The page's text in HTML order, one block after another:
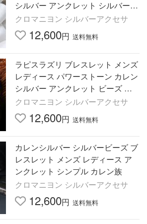
シルバー アンクレット シルバービ
ーズ カレン族
クロマニヨン シルバーアクセサ
12,600円 送料無料
ラピスラズリ ブレスレット メンズ
レディース パワーストーン カレン
シルバー アンクレット ビーズ カ
レン族 眼文様
クロマニヨン シルバーアクセサ
12,600円 送料無料
カレンシルバー シルバービーズ ブ
レスレット メンズ レディース ア
ンクレット シンプル カレン族
クロマニヨン シルバーアクセサ
12,600円 送料無料